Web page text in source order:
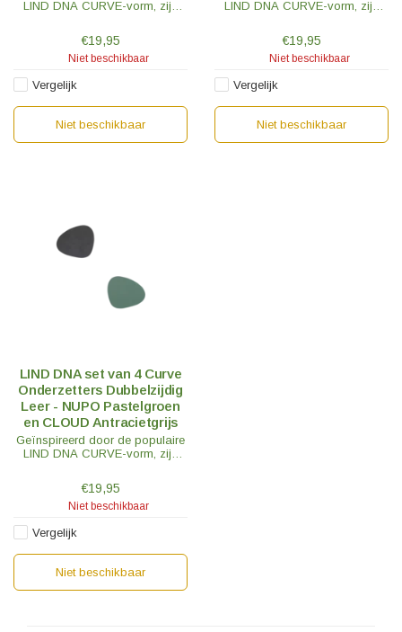
LIND DNA CURVE-vorm, zijn
als aanvulling op je tafelsetting
of als designstatement.
€19,95
Niet beschikbaar
Vergelijk
Niet beschikbaar
LIND DNA CURVE-vorm, zijn
als aanvulling op je tafelsetting
of als designstatement.
€19,95
Niet beschikbaar
Vergelijk
Niet beschikbaar
LIND DNA set van 4 Curve
Onderzetters Dubbelzijdig
Leer - NUPO Pastelgroen
en CLOUD Antracietgrijs
Geïnspireerd door de populaire
LIND DNA CURVE-vorm, zijn
als aanvulling op je tafelsetting
of als designstatement.
€19,95
Niet beschikbaar
Vergelijk
Niet beschikbaar